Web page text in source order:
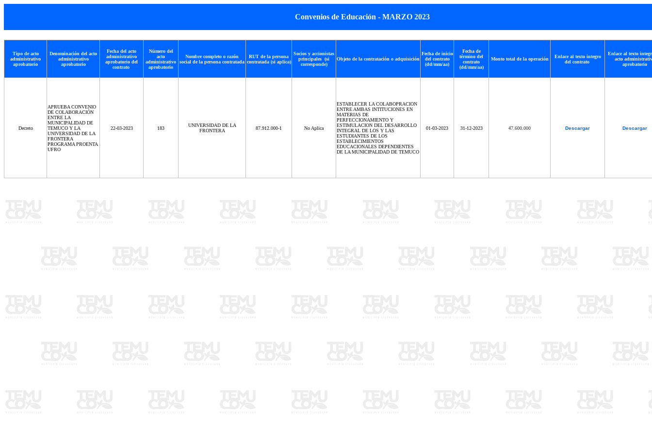
Convenios de Educación - MARZO 2023
Tipo de acto
administrativo
aprobatorio
Denominación del acto
administrativo
aprobatorio
Fecha del acto
administrativo
aprobatorio del
contrato
Número del
acto
administrativo
aprobatorio
Nombre completo o razón
social de la persona contratada
RUT de la persona
contratada (si aplica)
Socios y accionistas
principales (si
corresponde)
Objeto de la contratación o adquisición
Fecha de inicio
del contrato
(dd/mm/aa)
Fecha de
término del
contrato
(dd/mm/aa)
Monto total de la operación
Enlace al texto integro
del contrato
Enlace al texto
acto
aprobatorio
Decreto
APRUEBA CONVENIO
DE COLABORACIÓN
ENTRE LA
MUNICIPALIDAD DE
TEMUCO Y LA
UNIVERSIDAD DE LA
FRONTERA
PROGRAMA PROENTA
UFRO
22-03-2023 183
UNIVERSIDAD DE LA
FRONTERA
87.912.000-1 No Aplica
ESTABLECER LA COLABOPRACION
ENTRE AMBAS INTITUCIONES EN
MATERIAS DE
PERFECCIONAMIENTO Y
ESTIMULACION DEL DESARROLLO
INTEGRAL DE LOS Y LAS
ESTUDIANTES DE LOS
ESTABLECIMIENTOS
EDUCACIONALES DEPENDIENTES
DE LA MUNICIPALIDAD DE TEMUCO
01-03-2023 31-12-2023 47.600.000 Descargar Descargar